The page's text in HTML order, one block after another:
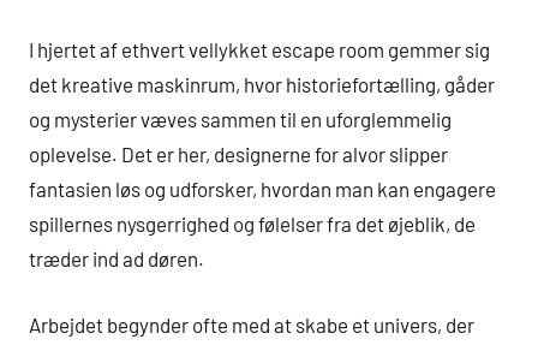
I hjertet af ethvert vellykket escape room gemmer sig
det kreative maskinrum, hvor historiefortælling, gåder
og mysterier væves sammen til en uforglemmelig
oplevelse. Det er her, designerne for alvor slipper
fantasien løs og udforsker, hvordan man kan engagere
spillernes nysgerrighed og følelser fra det øjeblik, de
træder ind ad døren.
Arbejdet begynder ofte med at skabe et univers, der